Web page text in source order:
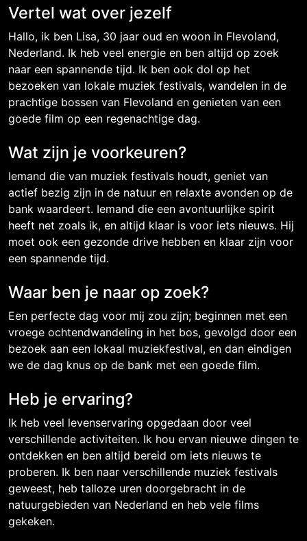
Vertel wat over jezelf
Hallo, ik ben Lisa, 30 jaar oud en woon in Flevoland,
Nederland. Ik heb veel energie en ben altijd op zoek
naar een spannende tijd. Ik ben ook dol op het
bezoeken van lokale muziek festivals, wandelen in de
prachtige bossen van Flevoland en genieten van een
goede film op een regenachtige dag.
Wat zijn je voorkeuren?
Iemand die van muziek festivals houdt, geniet van
actief bezig zijn in de natuur en relaxte avonden op de
bank waardeert. Iemand die een avontuurlijke spirit
heeft net zoals ik, en altijd klaar is voor iets nieuws. Hij
moet ook een gezonde drive hebben en klaar zijn voor
een spannende tijd.
Waar ben je naar op zoek?
Een perfecte dag voor mij zou zijn; beginnen met een
vroege ochtendwandeling in het bos, gevolgd door een
bezoek aan een lokaal muziekfestival, en dan eindigen
we de dag knus op de bank met een goede film.
Heb je ervaring?
Ik heb veel levenservaring opgedaan door veel
verschillende activiteiten. Ik hou ervan nieuwe dingen te
ontdekken en ben altijd bereid om iets nieuws te
proberen. Ik ben naar verschillende muziek festivals
geweest, heb talloze uren doorgebracht in de
natuurgebieden van Nederland en heb vele films
gekeken.